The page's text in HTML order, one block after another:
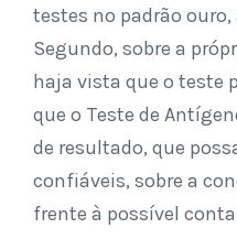
testes no padrão ouro,
Segundo, sobre a
haja vista que o teste
que o Teste de
de resultado, que
confiáveis, sobre a
frente à possível